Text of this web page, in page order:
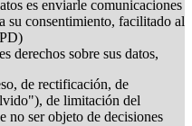
es enviarle comunicaciones
su consentimiento, facilitado al
derechos sobre sus datos,
de rectificación, de
de limitación del
no ser objeto de decisiones